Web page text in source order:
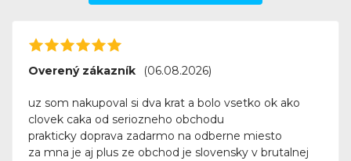
Overený zákazník (06.08.2026)
uz som nakupoval si dva krat a bolo vsetko ok ako
clovek caka od seriozneho obchodu
prakticky doprava zadarmo na odberne miesto
za mna je aj plus ze obchod je slovensky v brutalnej